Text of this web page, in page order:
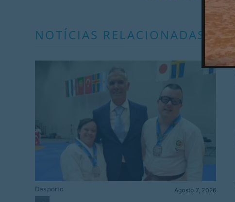
NOTÍCIAS RELACIONADAS
Desporto Agosto 7, 2026